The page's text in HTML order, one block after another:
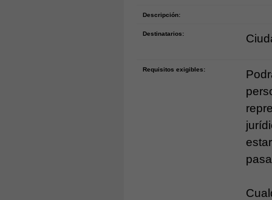
Descripción:
Destinatarios:
Requisitos exigibles: